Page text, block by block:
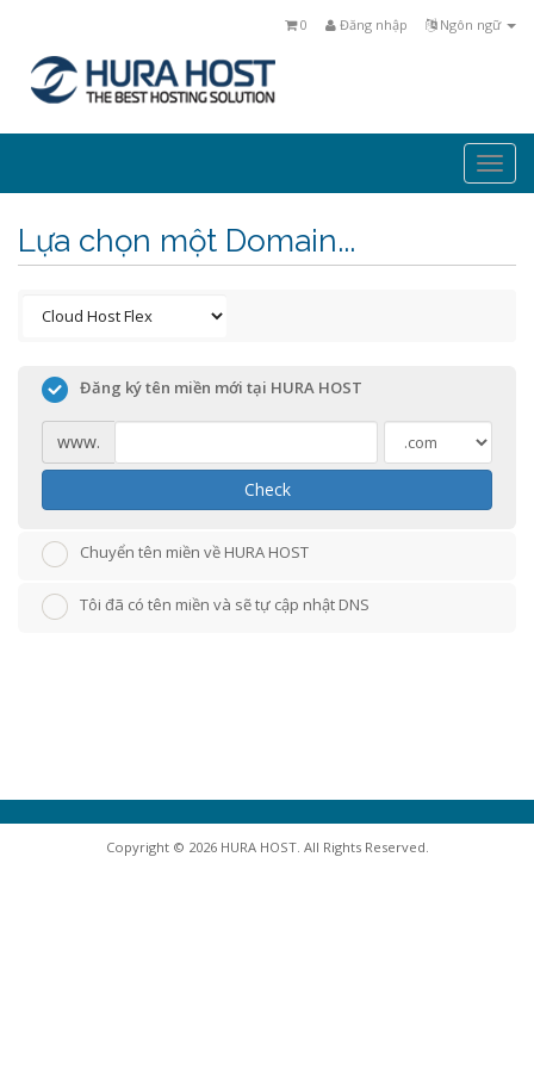
Ngôn ngữ
Đăng nhập
0
Lựa chọn một Domain...
Đăng ký tên miền mới tại HURA HOST
www.
Check
Chuyển tên miền về HURA HOST
Tôi đã có tên miền và sẽ tự cập nhật DNS
Copyright © 2026 HURA HOST. All Rights Reserved.